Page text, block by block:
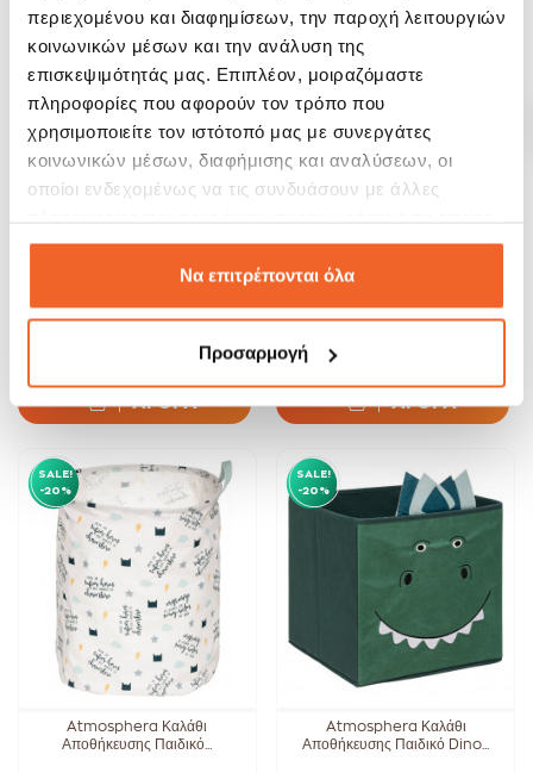
περιεχομένου και διαφημίσεων, την παροχή λειτουργιών
κοινωνικών μέσων και την ανάλυση της
επισκεψιμότητάς μας. Επιπλέον, μοιραζόμαστε
πληροφορίες που αφορούν τον τρόπο που
χρησιμοποιείτε τον ιστότοπό μας με συνεργάτες
κοινωνικών μέσων, διαφήμισης και αναλύσεων, οι
οποίοι ενδεχομένως να τις συνδυάσουν με άλλες
έχουν συλλέξει σε σχέση με την από μέρους σας χρήση
των υπηρεσιών τους.Να επιτρέπονται όλα
Προσαρμογή
-17%
Βιβλιοθήκη Δαπέδου...
89,90 €
ΑΓΟΡΑ
-20%
Αποθήκευσης Παιδικό...
16,80 €
ΑΓΟΡΑ
SALE!
-20%
Atmosphera Καλάθι
Αποθήκευσης Παιδικό...
SALE!
-20%
Atmosphera Καλάθι
Αποθήκευσης Παιδικό Dino...